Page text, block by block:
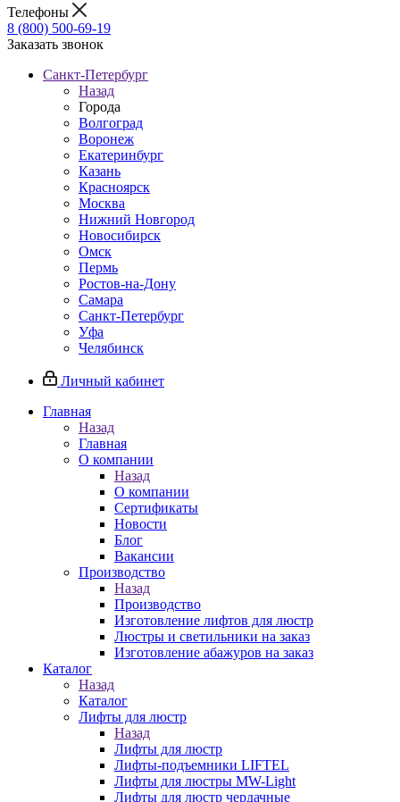
Телефоны
8 (800) 500-69-19
Заказать звонок
Санкт-Петербург
Назад
Города
Волгоград
Воронеж
Екатеринбург
Казань
Красноярск
Москва
Нижний Новгород
Новосибирск
Омск
Пермь
Ростов-на-Дону
Самара
Санкт-Петербург
Уфа
Челябинск
Личный кабинет
Главная
Назад
Главная
О компании
Назад
О компании
Сертификаты
Новости
Блог
Вакансии
Производство
Назад
Производство
Изготовление лифтов для люстр
Люстры и светильники на заказ
Изготовление абажуров на заказ
Каталог
Назад
Каталог
Лифты для люстр
Назад
Лифты для люстр
Лифты-подъемники LIFTEL
Лифты для люстры MW-Light
Лифты для люстр чердачные